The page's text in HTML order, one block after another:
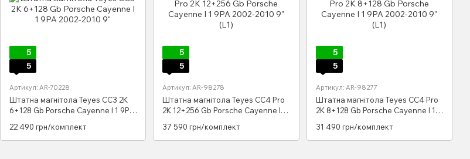
5
5
Артикул: AR-70228
Штатна магнітола Teyes CC3 2K
6+128 Gb Porsche Cayenne I 1 9PA
22 490 грн/комплект
5
5
Артикул: AR-98278
Штатна магнітола Teyes CC4 Pro
2K 12+256 Gb Porsche Cayenne I 1
37 590 грн/комплект
5
5
Артикул: AR-98277
Штатна магнітола Teyes CC4 Pro
2K 8+128 Gb Porsche Cayenne I 1
31 490 грн/комплект